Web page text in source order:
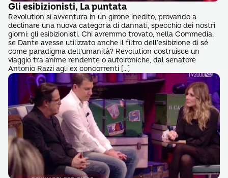
Gli esibizionisti, La puntata
Revolution si avventura in un girone inedito, provando a
declinare una nuova categoria di dannati, specchio dei nostri
giorni: gli esibizionisti. Chi avremmo trovato, nella Commedia,
se Dante avesse utilizzato anche il filtro dell’esibizione di sé
come paradigma dell’umanità? Revolution costruisce un
viaggio tra anime rendente o autoironiche, dal senatore
Antonio Razzi agli ex concorrenti […]